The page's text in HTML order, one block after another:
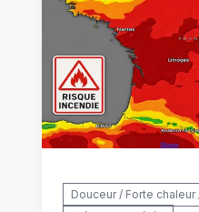
Douceur / Forte